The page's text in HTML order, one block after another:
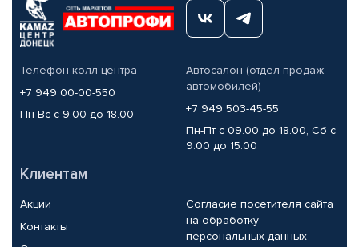
Телефон колл-центра
+7 949 00-00-550
Пн-Вс с 9.00 до 18.00
Автосалон (отдел продаж
автомобилей)
+7 949 503-45-55
Пн-Пт с 09.00 до 18.00, Сб с
9.00 до 15.00
Клиентам
Акции
Контакты
Согласие посетителя сайта
на обработку
персональных данных